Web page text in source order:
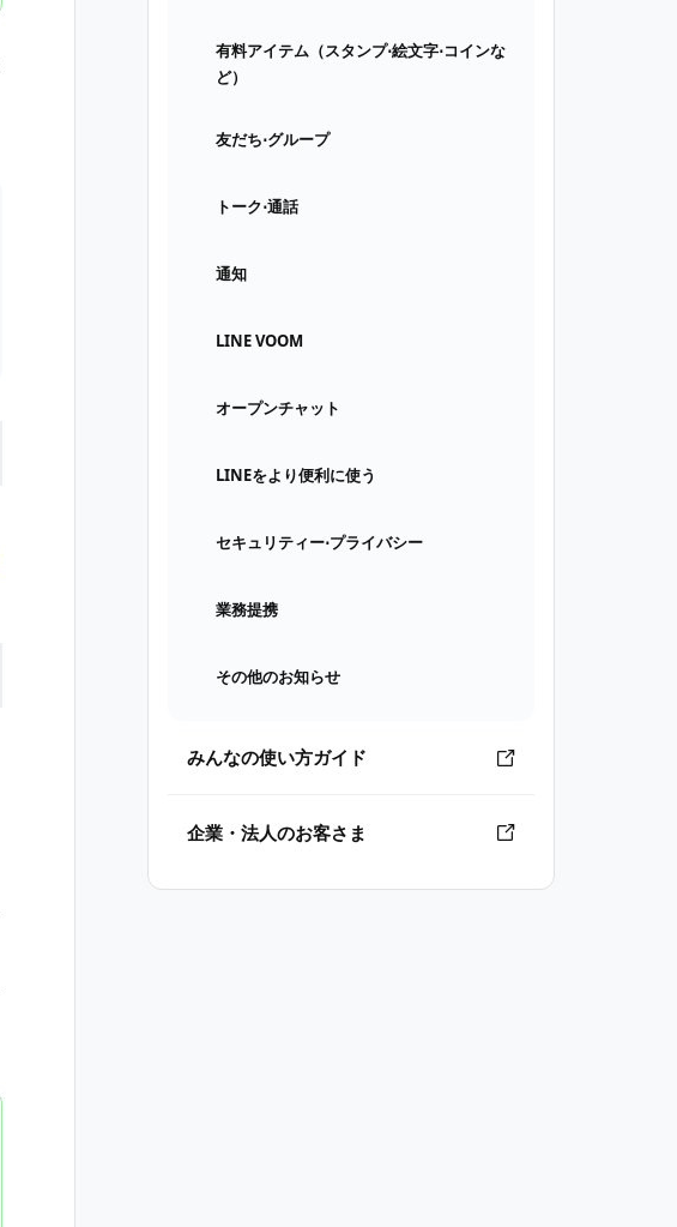
有料アイテム（スタンプ⋅絵文字⋅コインな
ど）
友だち⋅グループ
トーク⋅通話
通知
LINE VOOM
オープンチャット
LINEをより便利に使う
セキュリティー⋅プライバシー
業務提携
その他のお知らせ
みんなの使い方ガイド
企業・法人のお客さま